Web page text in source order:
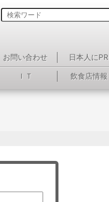
お問い合わせ
日本人にPR
ＩＴ 飲食店情報